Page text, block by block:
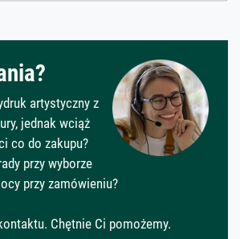
artystyczny z
jednak wciąż
co do zakupu?
przy wyborze
przy zamówieniu?
Chętnie Ci pomożemy.